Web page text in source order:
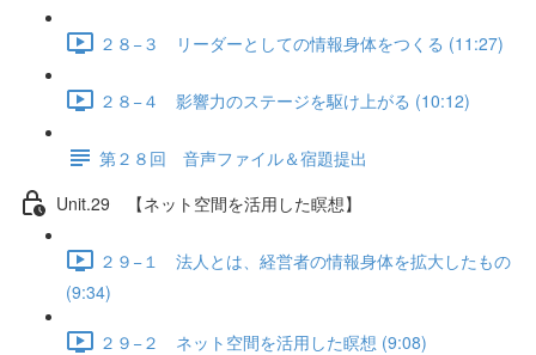
２８−３ リーダーとしての情報身体をつくる (11:27)
２８−４ 影響力のステージを駆け上がる (10:12)
第２８回 音声ファイル＆宿題提出
Unit.29 【ネット空間を活用した瞑想】
２９−１ 法人とは、経営者の情報身体を拡大したもの
(9:34)
２９−２ ネット空間を活用した瞑想 (9:08)